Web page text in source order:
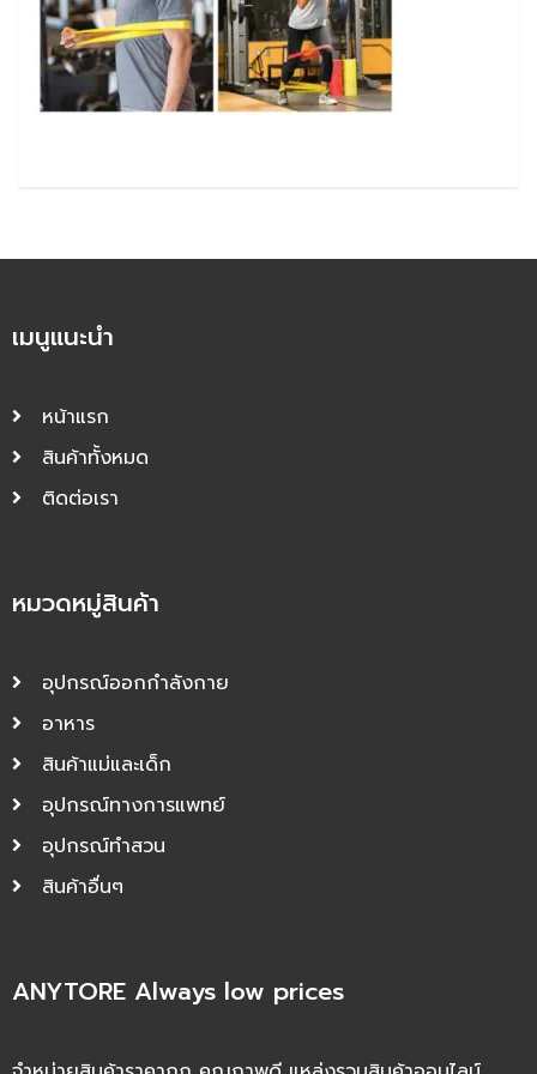
เมนูแนะนำ
หน้าแรก
สินค้าทั้งหมด
ติดต่อเรา
หมวดหมู่สินค้า
อุปกรณ์ออกกำลังกาย
อาหาร
สินค้าแม่และเด็ก
อุปกรณ์ทางการแพทย์
อุปกรณ์ทำสวน
สินค้าอื่นๆ
ANYTORE Always low prices